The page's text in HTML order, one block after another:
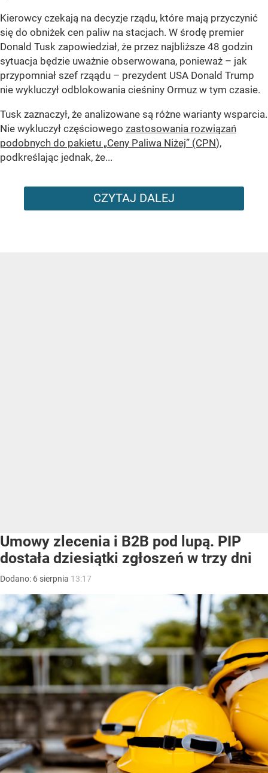
Kierowcy czekają na decyzje rządu, które mają przyczynić
się do obniżek cen paliw na stacjach. W środę premier
Donald Tusk zapowiedział, że przez najbliższe 48 godzin
sytuacja będzie uważnie obserwowana, ponieważ – jak
przypomniał szef rząądu – prezydent USA Donald Trump
nie wykluczył odblokowania cieśniny Ormuz w tym czasie.
Tusk zaznaczył, że analizowane są różne warianty wsparcia.
Nie wykluczył częściowego zastosowania rozwiązań
podobnych do pakietu „Ceny Paliwa Niżej” (CPN),
podkreślając jednak, że...
CZYTAJ DALEJ
Umowy zlecenia i B2B pod lupą. PIP
dostała dziesiątki zgłoszeń w trzy dni
Dodano: 6 sierpnia 13:17